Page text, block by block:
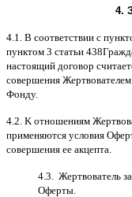
4.
4.1. B соответствии с
пунктом 3 статьи 438
настоящий договор
совершения
Фонду.
4.2. K отношениям
применяются условия
совершения ее акцепта
4.3. Жертвователь
Оферты